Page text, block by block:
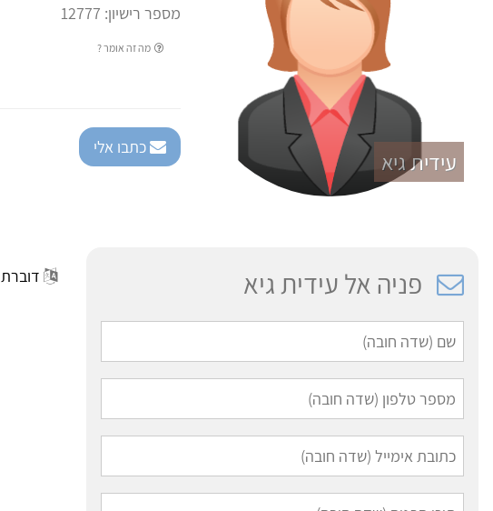
עידית גיא
מספר רישיון: 12777
מה זה אומר ?
כתבו אלי
פניה אל עידית גיא דוברת